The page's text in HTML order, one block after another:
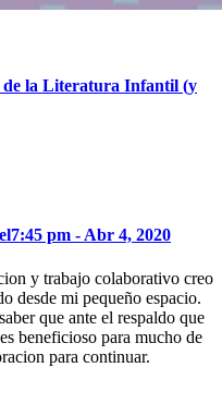
de la Literatura Infantil (y
pm - Abr 4, 2020
y trabajo colaborativo creo
desde mi pequeño espacio.
que ante el respaldo que
beneficioso para mucho de
para continuar.